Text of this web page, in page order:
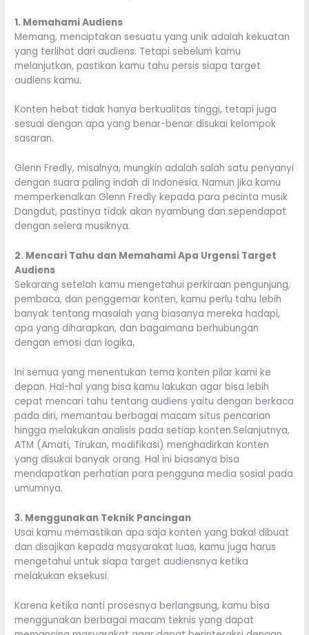
1. Memahami Audiens
Memang, menciptakan sesuatu yang unik adalah kekuatan
yang terlihat dari audiens. Tetapi sebelum kamu
melanjutkan, pastikan kamu tahu persis siapa target
audiens kamu.
Konten hebat tidak hanya berkualitas tinggi, tetapi juga
sesuai dengan apa yang benar-benar disukai kelompok
sasaran.
Glenn Fredly, misalnya, mungkin adalah salah satu penyanyi
dengan suara paling indah di Indonesia. Namun jika kamu
memperkenalkan Glenn Fredly kepada para pecinta musik
Dangdut, pastinya tidak akan nyambung dan sependapat
dengan selera musiknya.
2. Mencari Tahu dan Memahami Apa Urgensi Target
Audiens
Sekarang setelah kamu mengetahui perkiraan pengunjung,
pembaca, dan penggemar konten, kamu perlu tahu lebih
banyak tentang masalah yang biasanya mereka hadapi,
apa yang diharapkan, dan bagaimana berhubungan
dengan emosi dan logika.
Ini semua yang menentukan tema konten pilar kami ke
depan. Hal-hal yang bisa kamu lakukan agar bisa lebih
cepat mencari tahu tentang audiens yaitu dengan berkaca
pada diri, memantau berbagai macam situs pencarian
hingga melakukan analisis pada setiap konten.Selanjutnya,
ATM (Amati, Tirukan, modifikasi) menghadirkan konten
yang disukai banyak orang. Hal ini biasanya bisa
mendapatkan perhatian para pengguna media sosial pada
umumnya.
3. Menggunakan Teknik Pancingan
Usai kamu memastikan apa saja konten yang bakal dibuat
dan disajikan kepada masyarakat luas, kamu juga harus
mengetahui untuk siapa target audiensnya ketika
melakukan eksekusi.
Karena ketika nanti prosesnya berlangsung, kamu bisa
menggunakan berbagai macam teknis yang dapat